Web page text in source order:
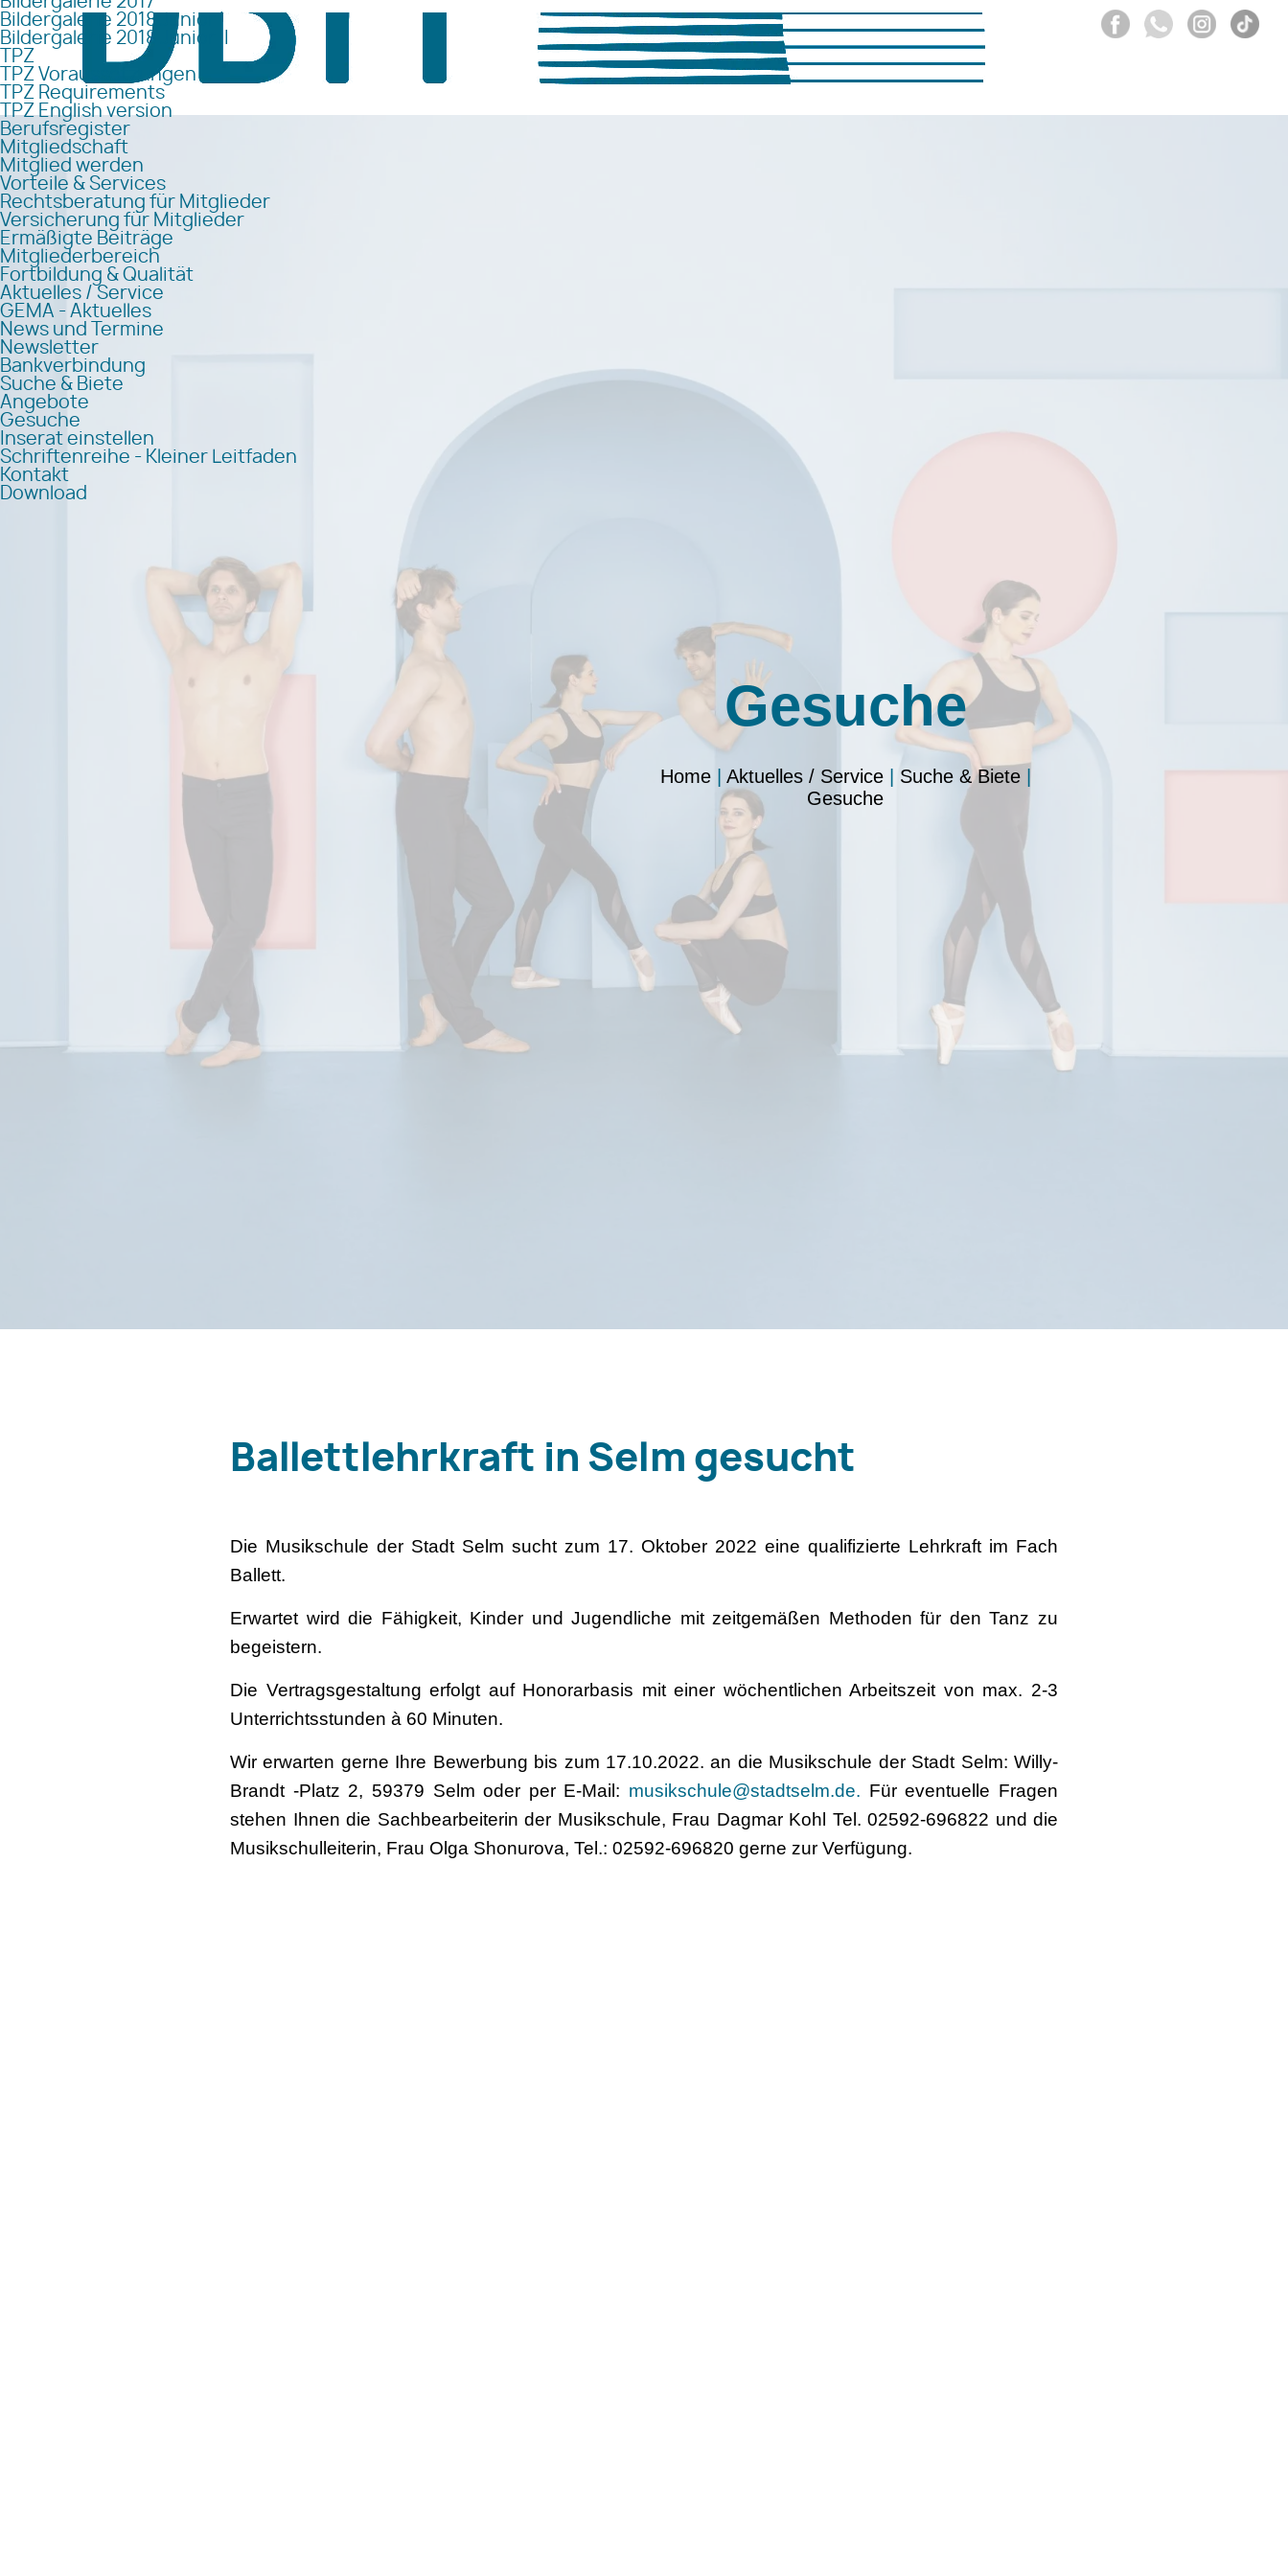
Bildergalerie 2018 Junior I
Bildergalerie 2018 Junior II
TPZ
TPZ Voraussetzungen
TPZ Requirements
TPZ English version
Berufsregister
Mitgliedschaft
Mitglied werden
Vorteile & Services
Rechtsberatung für Mitglieder
Versicherung für Mitglieder
Ermäßigte Beiträge
Mitgliederbereich
Fortbildung & Qualität
Aktuelles / Service
GEMA - Aktuelles
News und Termine
Newsletter
Bankverbindung
Suche & Biete
Angebote
Gesuche
Inserat einstellen
Schriftenreihe - Kleiner Leitfaden
Kontakt
Download
Gesuche
Home| Aktuelles / Service| Suche & Biete|
Gesuche
Ballettlehrkraft in Selm gesucht
Die Musikschule der Stadt Selm sucht zum 17. Oktober 2022 eine qualifizierte Lehrkraft im Fach
Ballett.
Erwartet wird die Fähigkeit, Kinder und Jugendliche mit zeitgemäßen Methoden für den Tanz zu
begeistern.
Die Vertragsgestaltung erfolgt auf Honorarbasis mit einer wöchentlichen Arbeitszeit von max. 2-3
Unterrichtsstunden à 60 Minuten.
Wir erwarten gerne Ihre Bewerbung bis zum 17.10.2022. an die Musikschule der Stadt Selm: Willy-
Brandt -Platz 2, 59379 Selm oder per E-Mail: musikschule@stadtselm.de. Für eventuelle Fragen
stehen Ihnen die Sachbearbeiterin der Musikschule, Frau Dagmar Kohl Tel. 02592-696822 und die
Musikschulleiterin, Frau Olga Shonurova, Tel.: 02592-696820 gerne zur Verfügung.